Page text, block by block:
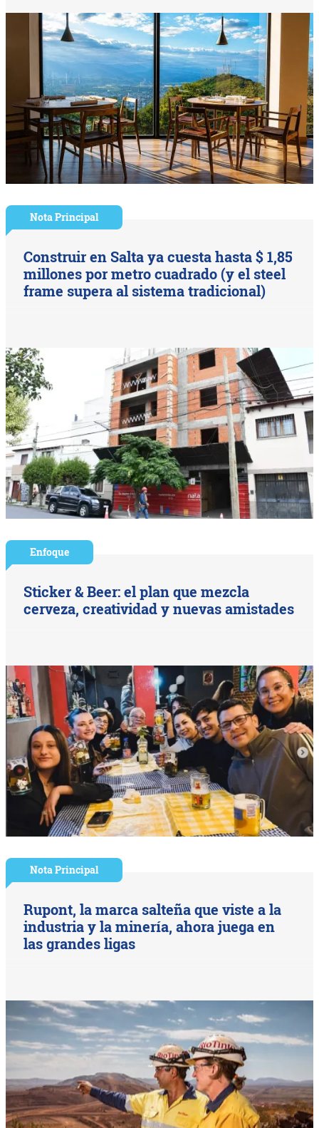
Nota Principal
Construir en Salta ya cuesta hasta $ 1,85
millones por metro cuadrado (y el steel
frame supera al sistema tradicional)
Enfoque
Sticker & Beer: el plan que mezcla
cerveza, creatividad y nuevas amistades
Nota Principal
Rupont, la marca salteña que viste a la
industria y la minería, ahora juega en
las grandes ligas